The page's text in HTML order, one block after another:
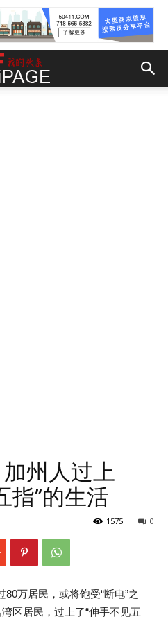
州人过上
指”的生活
0
1575
万居民，或将饱受“断电”之
区居民，过上了“伸手不见五